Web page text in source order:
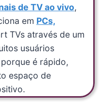
de TV ao vivo,
em PCs,
TVs através de um
usuários
é rápido,
espaço de